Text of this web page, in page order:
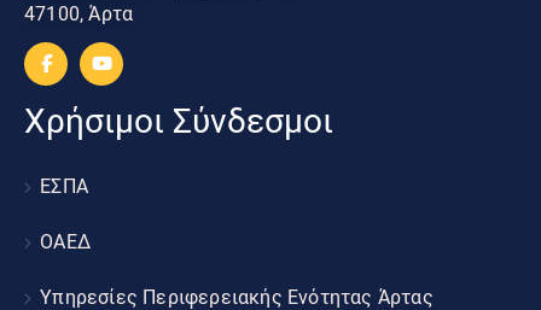
47100, Άρτα
Χρήσιμοι Σύνδεσμοι
ΕΣΠΑ
ΟΑΕΔ
Υπηρεσίες Περιφερειακής Ενότητας Άρτας